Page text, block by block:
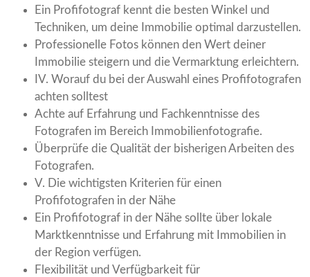
Ein Profifotograf kennt die besten Winkel und
Techniken, um deine Immobilie optimal darzustellen.
Professionelle Fotos können den Wert deiner
Immobilie steigern und die Vermarktung erleichtern.
IV. Worauf du bei der Auswahl eines Profifotografen
achten solltest
Achte auf Erfahrung und Fachkenntnisse des
Fotografen im Bereich Immobilienfotografie.
Überprüfe die Qualität der bisherigen Arbeiten des
Fotografen.
V. Die wichtigsten Kriterien für einen
Profifotografen in der Nähe
Ein Profifotograf in der Nähe sollte über lokale
Marktkenntnisse und Erfahrung mit Immobilien in
der Region verfügen.
Flexibilität und Verfügbarkeit für